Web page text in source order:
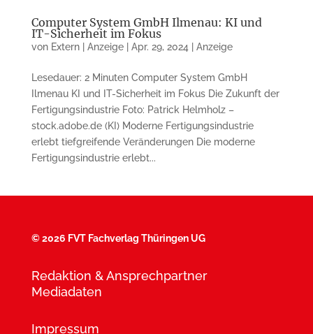
Computer System GmbH Ilmenau: KI und
IT-Sicherheit im Fokus
von Extern | Anzeige| Apr. 29, 2024 Anzeige
Lesedauer: 2 Minuten Computer System GmbH
Ilmenau KI und IT-Sicherheit im Fokus Die Zukunft der
Fertigungsindustrie Foto: Patrick Helmholz –
stock.adobe.de (KI) Moderne Fertigungsindustrie
erlebt tiefgreifende Veränderungen Die moderne
Fertigungsindustrie erlebt...
©2026 FVT Fachverlag Thüringen UG
Redaktion & Ansprechpartner
Mediadaten
Impressum